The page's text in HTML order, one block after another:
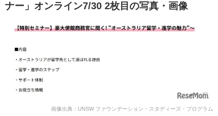
ナー」オンライン7/30 2枚目の写真・画像
画像出典：UNSW ファウンデーション・スタディーズ・プログラム